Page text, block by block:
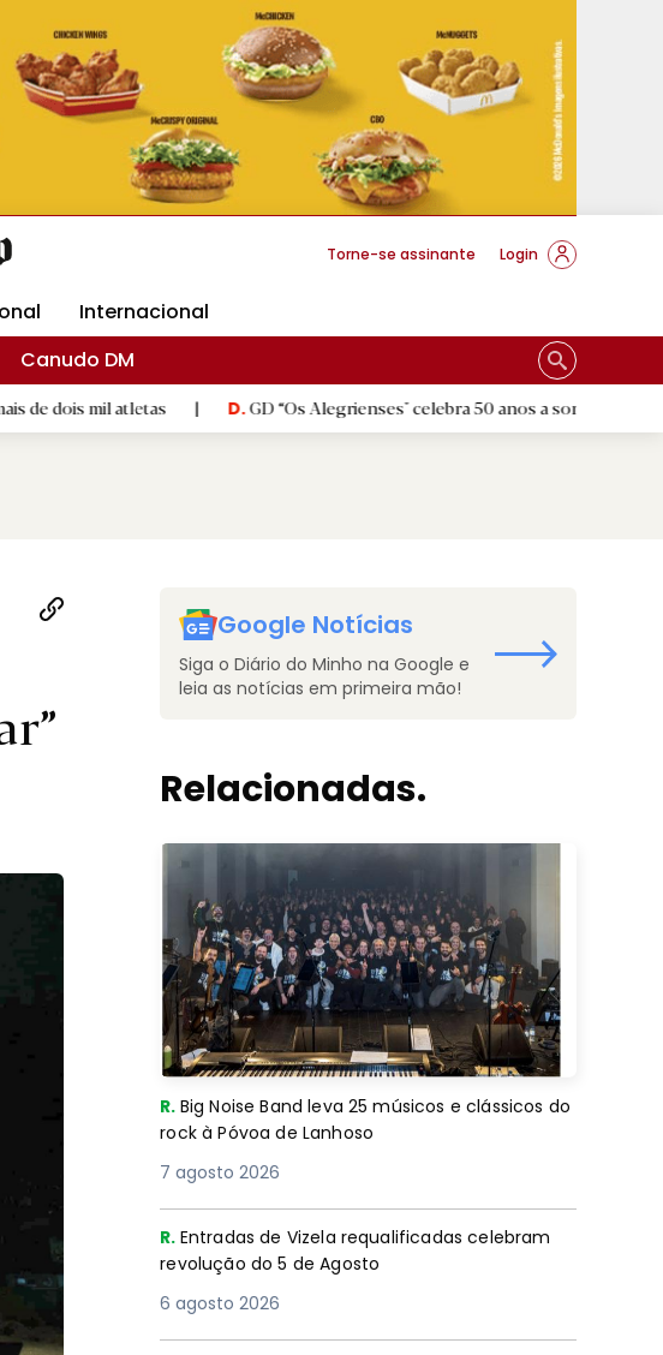
Arquidiocese Braga
Torne-se assinante Login
Internacional
Canudo DM
| D.GD “Os Alegrienses" celebra 50 anos a sonhar com «casa própria»
Google Notícias
Siga o Diário do Minho na Google e
leia as notícias em primeira mão!
Relacionadas.
R. Big Noise Band leva 25 músicos e clássicos do
rock à Póvoa de Lanhoso
7 agosto 2026
R. Entradas de Vizela requalificadas celebram
revolução do 5 de Agosto
6 agosto 2026